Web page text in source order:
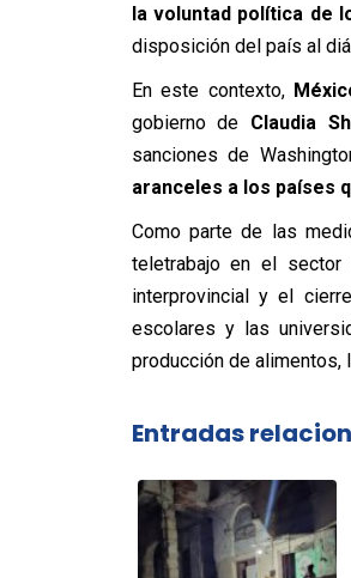
la voluntad política de
disposición del país al
En este contexto,
gobierno de Claudia
sanciones de
aranceles a los países
Como parte de las
teletrabajo en el sector
interprovincial y el
escolares y las
producción de alimentos,
Entradas